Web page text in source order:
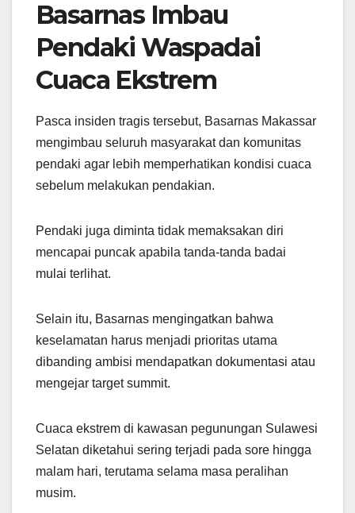
Basarnas Imbau
Pendaki Waspadai
Cuaca Ekstrem
Pasca insiden tragis tersebut, Basarnas Makassar
mengimbau seluruh masyarakat dan komunitas
pendaki agar lebih memperhatikan kondisi cuaca
sebelum melakukan pendakian.
Pendaki juga diminta tidak memaksakan diri
mencapai puncak apabila tanda-tanda badai
mulai terlihat.
Selain itu, Basarnas mengingatkan bahwa
keselamatan harus menjadi prioritas utama
dibanding ambisi mendapatkan dokumentasi atau
mengejar target summit.
Cuaca ekstrem di kawasan pegunungan Sulawesi
Selatan diketahui sering terjadi pada sore hingga
malam hari, terutama selama masa peralihan
musim.